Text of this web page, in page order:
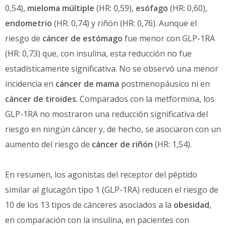
0,54), mieloma múltiple (HR: 0,59), esófago (HR: 0,60),
endometrio (HR: 0,74) y riñón (HR: 0,76). Aunque el
riesgo de cáncer de estómago fue menor con GLP-1RA
(HR: 0,73) que, con insulina, esta reducción no fue
estadísticamente significativa. No se observó una menor
incidencia en cáncer de mama postmenopáusico ni en
cáncer de tiroides. Comparados con la metformina, los
GLP-1RA no mostraron una reducción significativa del
riesgo en ningún cáncer y, de hecho, se asociaron con un
aumento del riesgo de cáncer de riñón (HR: 1,54).
En resumen, los agonistas del receptor del péptido
similar al glucagón tipo 1 (GLP-1RA) reducen el riesgo de
10 de los 13 tipos de cánceres asociados a la obesidad,
en comparación con la insulina, en pacientes con